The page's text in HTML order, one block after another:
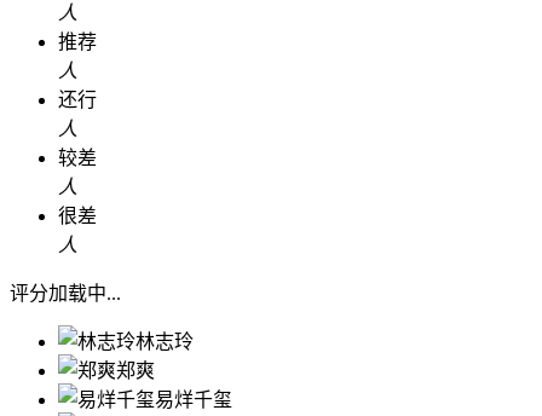
人
推荐
人
还行
人
较差
人
很差
人
评分加载中...
林志玲
郑爽
易烊千玺